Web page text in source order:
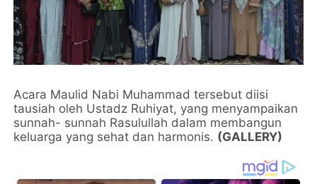
Acara Maulid Nabi Muhammad tersebut diisi
tausiah oleh Ustadz Ruhiyat, yang menyampaikan
sunnah- sunnah Rasulullah dalam membangun
keluarga yang sehat dan harmonis. (GALLERY)